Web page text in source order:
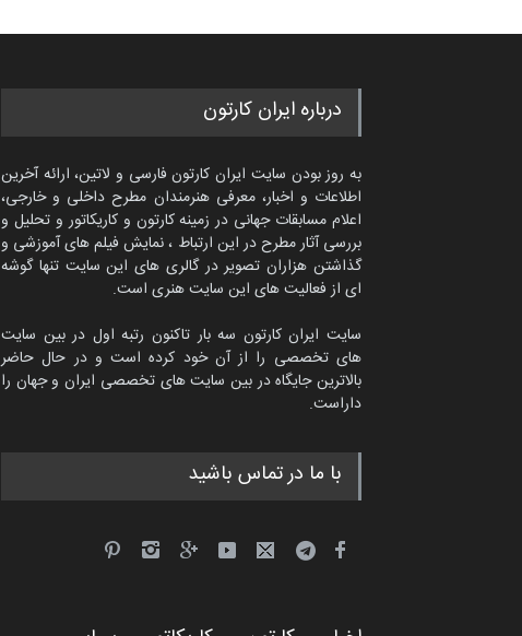
درباره ایران کارتون
به روز بودن سایت ایران کارتون فارسی و لاتین، ارائه آخرین
اطلاعات و اخبار، معرفی هنرمندان مطرح داخلی و خارجی،
اعلام مسابقات جهانی در زمینه کارتون و کاریکاتور و تحلیل و
بررسی آثار مطرح در این ارتباط ، نمایش فیلم های آموزشی و
گذاشتن هزاران تصویر در گالری های این سایت تنها گوشه
ای از فعالیت های این سایت هنری است.
سایت ایران کارتون سه بار تاکنون رتبه اول در بین سایت
های تخصصی را از آن خود کرده است و در حال حاضر
بالاترین جایگاه در بین سایت های تخصصی ایران و جهان را
داراست.
با ما در تماس باشید
ماتیاس تولسا از اسپانیا
کاریکاتور